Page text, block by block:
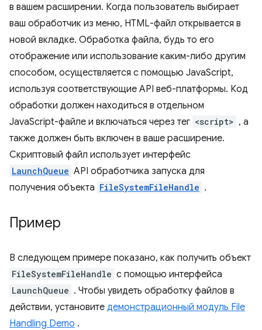
в вашем расширении. Когда пользователь выбирает
ваш обработчик из меню, HTML-файл открывается в
новой вкладке. Обработка файла, будь то его
отображение или использование каким-либо другим
способом, осуществляется с помощью JavaScript,
используя соответствующие API веб-платформы. Код
обработки должен находиться в отдельном
JavaScript-файле и включаться через тег <script> , а
также должен быть включен в ваше расширение.
Скриптовый файл использует интерфейс
LaunchQueue API обработчика запуска для
получения объекта FileSystemFileHandle .
Пример
В следующем примере показано, как получить объект
FileSystemFileHandle с помощью интерфейса
LaunchQueue . Чтобы увидеть обработку файлов в
действии, установите демонстрационный модуль File
Handling Demo .